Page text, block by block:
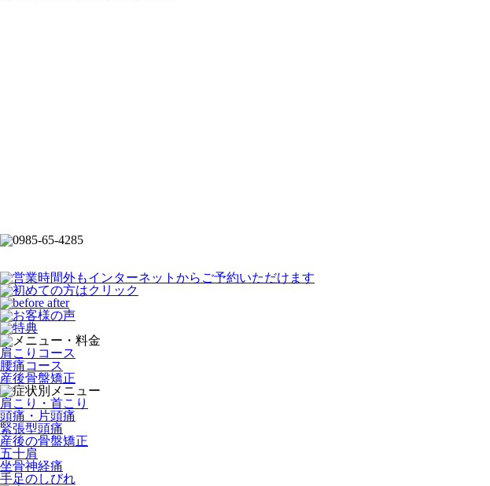
肩こりコース
腰痛コース
産後骨盤矯正
肩こり・首こり
頭痛・片頭痛
緊張型頭痛
産後の骨盤矯正
五十肩
坐骨神経痛
手足のしびれ